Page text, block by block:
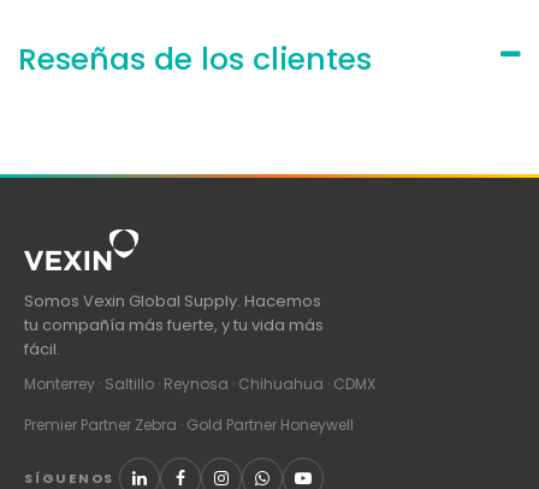
Reseñas de los clientes
Somos Vexin Global Supply. Hacemos
tu compañía más fuerte, y tu vida más
fácil.
Monterrey · Saltillo · Reynosa · Chihuahua · CDMX
Premier Partner Zebra · Gold Partner Honeywell
SÍGUENOS